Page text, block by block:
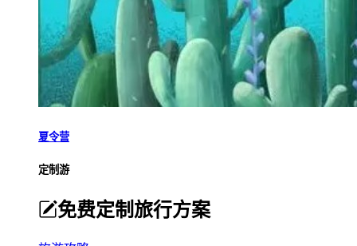
夏令营
定制游
免费定制旅行方案